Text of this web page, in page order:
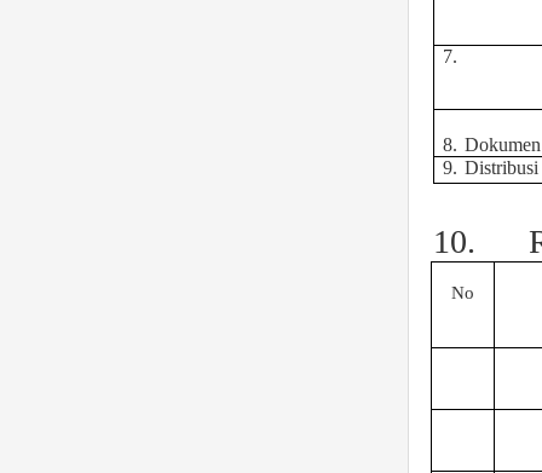
7.
8.
9. Distribusi
10.
No